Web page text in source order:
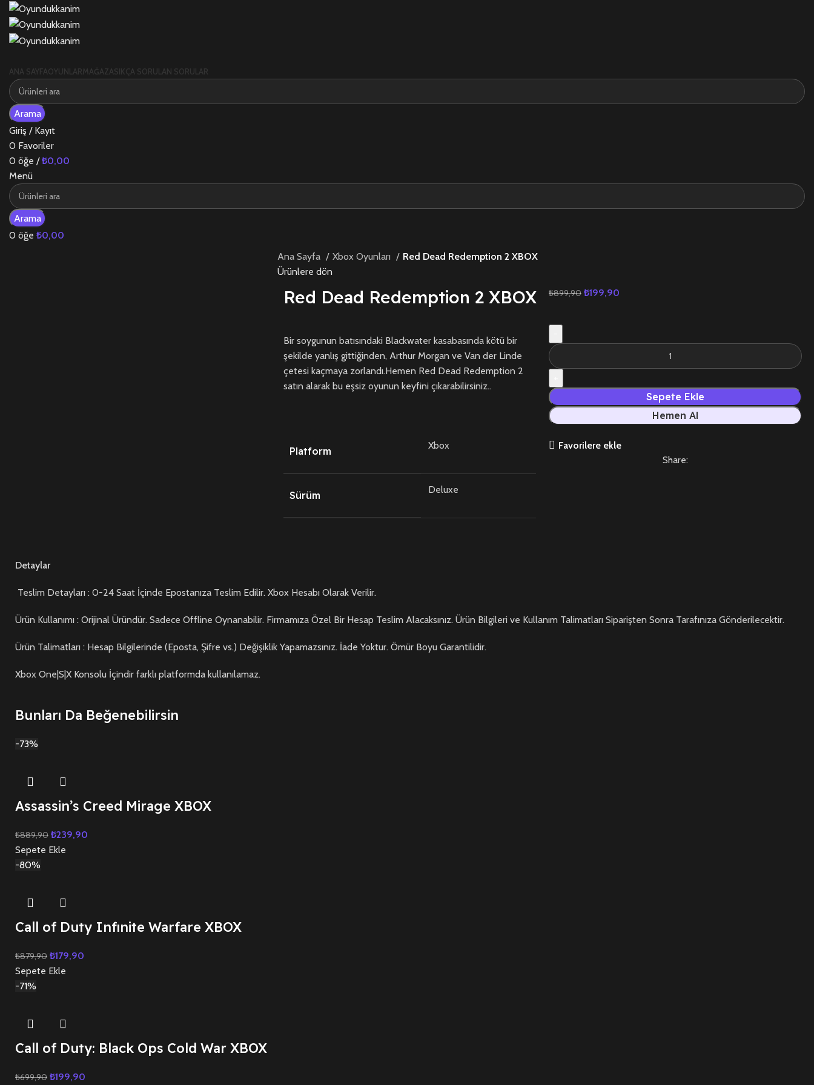
ANA SAYFAOYUNLARMAĞAZASIKÇA SORULAN SORULAR
Arama
Giriş / Kayıt
0 Favoriler
0 öğe / ₺0,00
Menü
Arama
0 öğe ₺0,00
Ana Sayfa Xbox Oyunları
Red Dead Redemption 2 XBOX
Ürünlere dön
Red Dead Redemption 2 XBOX
Bir soygunun batısındaki Blackwater kasabasında kötü bir
şekilde yanlış gittiğinden, Arthur Morgan ve Van der Linde
çetesi kaçmaya zorlandı.​​Hemen Red Dead Redemption 2
satın alarak bu eşsiz oyunun keyfini çıkarabilirsiniz..
Platform Xbox
Sürüm Deluxe
₺899,90 ₺199,90
Sepete Ekle
Hemen Al
Favorilere ekle
Share:
Detaylar
Teslim Detayları : 0-24 Saat İçinde Epostanıza Teslim Edilir. Xbox Hesabı Olarak Verilir.
Ürün Kullanımı : Orijinal Üründür. Sadece Offline Oynanabilir. Firmamıza Özel Bir Hesap Teslim Alacaksınız. Ürün Bilgileri ve Kullanım Talimatları Siparişten Sonra Tarafınıza Gönderilecektir.
Ürün Talimatları : Hesap Bilgilerinde (Eposta, Şifre vs.) Değişiklik Yapamazsınız. İade Yoktur. Ömür Boyu Garantilidir.
Xbox One|S|X Konsolu İçindir farklı platformda kullanılamaz.
Bunları Da Beğenebilirsin
-73%
Assassin’s Creed Mirage XBOX
₺889,90 ₺239,90
Sepete Ekle
-80%
Call of Duty Infınite Warfare XBOX
₺879,90 ₺179,90
Sepete Ekle
-71%
Call of Duty: Black Ops Cold War XBOX
₺699,90 ₺199,90